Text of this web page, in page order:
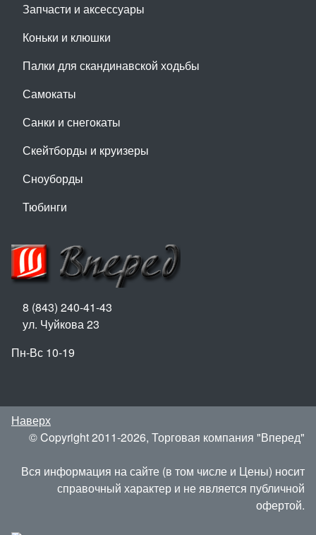
Запчасти и аксессуары
Коньки и клюшки
Палки для скандинавской ходьбы
Самокаты
Санки и снегокаты
Скейтборды и круизеры
Сноуборды
Тюбинги
8 (843) 240-41-43
ул. Чуйкова 23
Пн-Вс 10-19
Наверх
© Copyright 2011-2026, Торговая компания "Вперед"
Вся информация на сайте (в том числе и Цены) носит
справочный характер и не является публичной
офертой.